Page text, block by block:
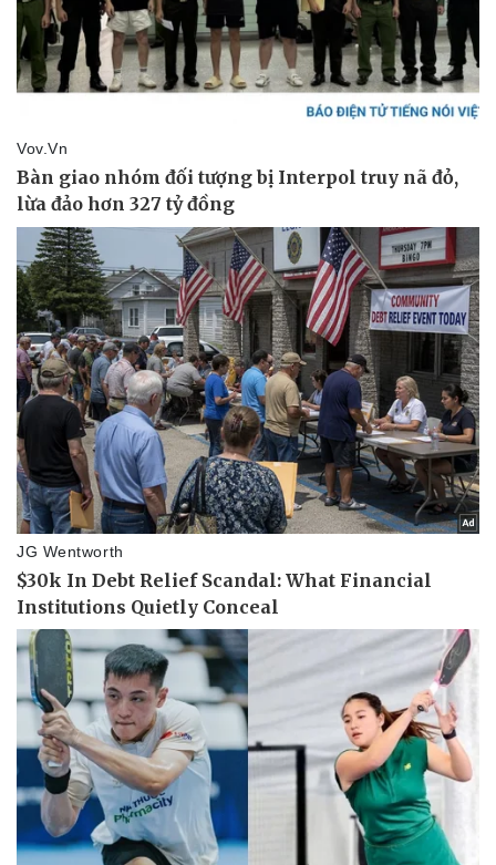
Thể thao
Bóng đá
Lịch thi đấu bóng đá
Thế giới thể thao
eSports
Hậu trường
Ô tô
Xe máy
Tư vấn